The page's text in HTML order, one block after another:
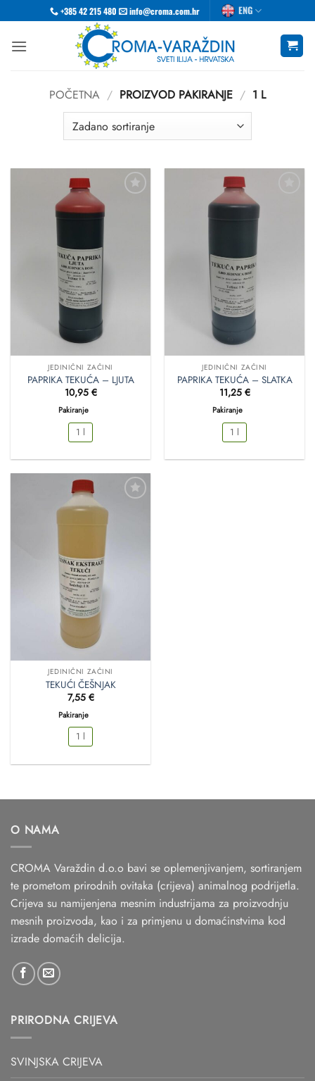
to
content
+385 42 215 480 info@croma.com.hr ENG
POČETNA / PROIZVOD PAKIRANJE / 1 L
JEDINIČNI ZAČINI
PAPRIKA TEKUĆA – LJUTA
10,95 €
Pakiranje
1 l
JEDINIČNI ZAČINI
PAPRIKA TEKUĆA – SLATKA
11,25 €
Pakiranje
1 l
JEDINIČNI ZAČINI
TEKUĆI ČEŠNJAK
7,55 €
Pakiranje
1 l
O NAMA
CROMA Varaždin d.o.o bavi se oplemenjivanjem, sortiranjem
te prometom prirodnih ovitaka (crijeva) animalnog podrijetla.
Crijeva su namijenjena mesnim industrijama za proizvodnju
mesnih proizvoda, kao i za primjenu u domaćinstvima kod
izrade domaćih delicija.
PRIRODNA CRIJEVA
SVINJSKA CRIJEVA